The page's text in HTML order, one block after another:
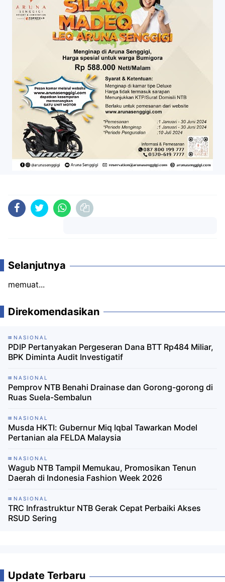
Selanjutnya
memuat...
Direkomendasikan
NASIONAL
PDIP Pertanyakan Pergeseran Dana BTT Rp484 Miliar,
BPK Diminta Audit Investigatif ‎
NASIONAL
Pemprov NTB Benahi Drainase dan Gorong-gorong di
Ruas Suela-Sembalun
NASIONAL
Musda HKTI: Gubernur Miq Iqbal Tawarkan Model
Pertanian ala FELDA Malaysia
NASIONAL
Wagub NTB Tampil Memukau, Promosikan Tenun
Daerah di Indonesia Fashion Week 2026
NASIONAL
TRC Infrastruktur NTB Gerak Cepat Perbaiki Akses
RSUD Sering
Update Terbaru